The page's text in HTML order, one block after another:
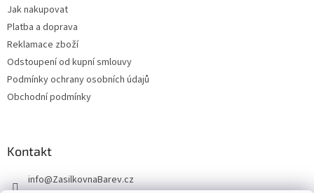
Jak nakupovat
Platba a doprava
Reklamace zboží
Odstoupení od kupní smlouvy
Podmínky ochrany osobních údajů
Obchodní podmínky
Kontakt
info@ZasilkovnaBarev.cz